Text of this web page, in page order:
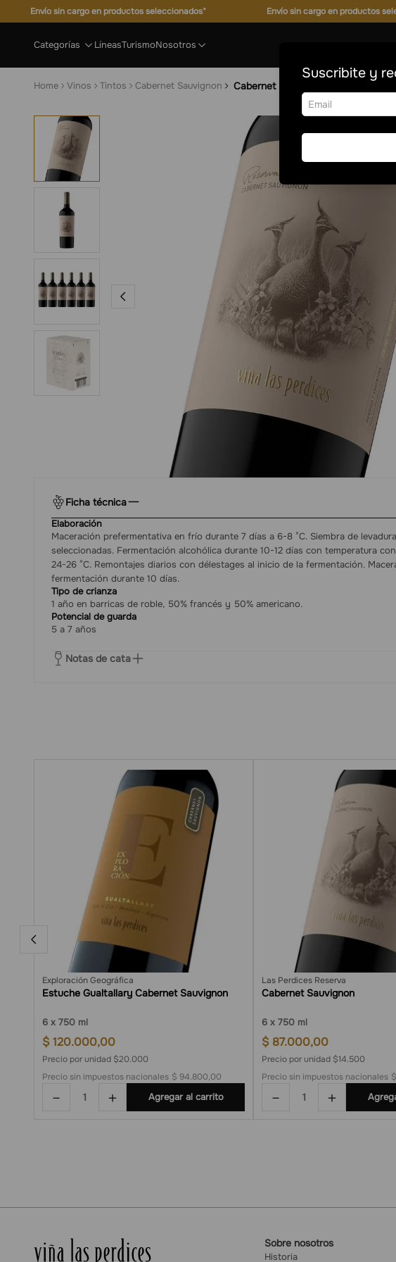
Envío sin cargo en productos seleccionados* Envío sin cargo en productos
Categorías LíneasTurismoNosotros
Vinos Tintos Cabernet Sauvignon Cabernet Sauvignon
Ficha técnica
Elaboración
Maceración prefermentativa en frío durante 7 días a 6-8 °C. Siembra de
seleccionadas. Fermentación alcohólica durante 10-12 días con temperatura
24-26 °C. Remontajes diarios con délestages al inicio de la fermentación.
fermentación durante 10 días.
Tipo de crianza
1 año en barricas de roble, 50% francés y 50% americano.
Potencial de guarda
5 a 7 años
Notas de cata
Exploración Geográfica
Estuche Gualtallary Cabernet Sauvignon
6 750 ml
$ 120.000,00
Precio por unidad $20.000
Precio sin impuestos nacionales $ 94.800,00
＋
－ Agregar al carrito
Las Perdices Reserva
Cabernet Sauvignon
6 750 ml
$ 87.000,00
Precio por unidad $14.500
Precio sin impuestos nacionales
＋
－
Sobre nosotros
Historia
Suscribite y